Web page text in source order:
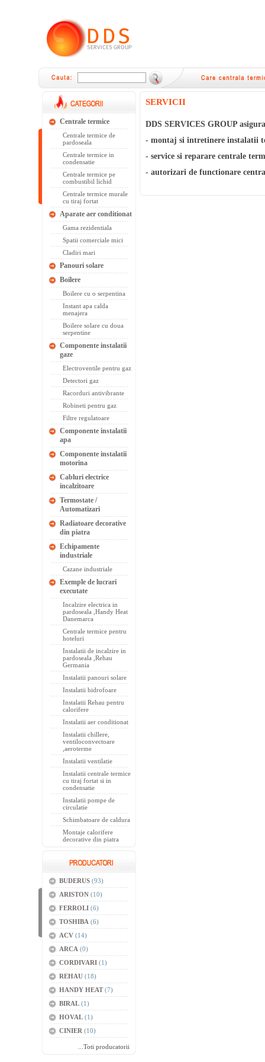
Centrale termice
Centrale termice de
pardoseala
Centrale termice in
condensatie
Centrale termice pe
combustibil lichid
Centrale termice murale
cu tiraj fortat
Aparate aer conditionat
Gama rezidentiala
Spatii comerciale mici
Cladiri mari
Panouri solare
Boilere
Boilere cu o serpentina
Instant apa calda
menajera
Boilere solare cu doua
serpentine
Componente instalatii
gaze
Electroventile pentru gaz
Detectori gaz
Racorduri antivibrante
Robineti pentru gaz
Filtre regulatoare
Componente instalatii
apa
Componente instalatii
motorina
Cabluri electrice
incalzitoare
Termostate /
Automatizari
Radiatoare decorative
din piatra
Echipamente
industriale
Cazane industriale
Exemple de lucrari
executate
Incalzire electrica in
pardoseala ,Handy Heat
Danemarca
Centrale termice pentru
hoteluri
Instalatii de incalzire in
pardoseala ,Rehau
Germania
Instalatii panouri solare
Instalatii hidrofoare
Instalatii Rehau pentru
calorifere
Instalatii aer conditionat
Instalatii chillere,
ventiloconvectoare
,aeroterme
Instalatii ventilatie
Instalatii centrale termice
cu tiraj fortat si in
condensatie
Instalatii pompe de
circulatie
Schimbatoare de caldura
Montaje calorifere
decorative din piatra
BUDERUS (93)
ARISTON (10)
FERROLI (6)
TOSHIBA (6)
ACV (14)
ARCA (0)
CORDIVARI (1)
REHAU (18)
HANDY HEAT(7)
BIRAL (1)
HOVAL (1)
CINIER (10)
...Toti producatorii
SERVICII
DDS SERVICES GROUP
- montaj si intretinere instalatii
- service si reparare centrale
- autorizari de functionare